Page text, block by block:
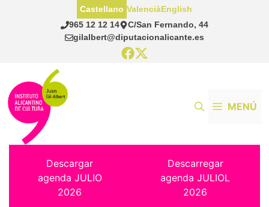
965 12 12 14
C/San Fernando, 44
gilalbert@diputacionalicante.es
Castellano ValenciàEnglish
MENÚ
Descargar
agenda JULIO
2026
Descarregar
agenda JULIOL
2026